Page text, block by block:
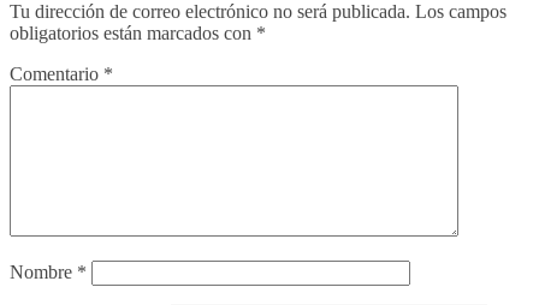
Tu dirección de correo electrónico no será publicada. Los campos
obligatorios están marcados con *
Comentario *
Nombre *